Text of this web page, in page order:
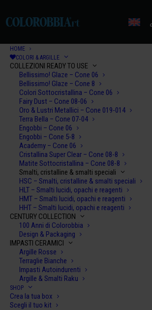
HOME
COLORI & ARGILLE
COLLEZIONI READY TO USE
Bellissimo! Glaze – Cone 06
Bellissimo! Glaze – Cone 8
Colori Sottocristallina – Cone 06
Fairy Dust – Cone 08-06
Oro & Lustri Metallici – Cone 019-014
Terra Bella – Cone 07-04
Engobbi – Cone 06
Engobbi – Cone 5-8
Academy – Cone 06
Cristallina Super Clear – Cone 08-8
Matite Sottocristallina – Cone 08-8
Smalti, cristalline & smalti speciali
HSC – Smalti, cristalline & smalti speciali
HLT – Smalti lucidi, opachi e reagenti
HMT – Smalti lucidi, opachi e reagenti
HHT – Smalti lucidi, opachi e reagenti
CENTURY COLLECTION
100 Anni di Colorobbia
Design & Packaging
IMPASTI CERAMICI
Argille Rosse
Terraglie Bianche
Impasti Autoindurenti
Argille & Smalti Raku
SHOP
Crea la tua box
Scegli il tuo kit